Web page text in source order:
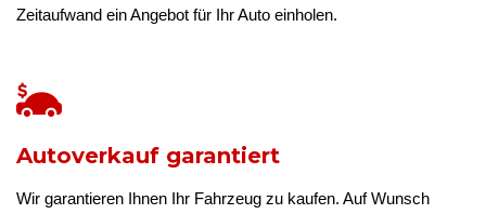
Zeitaufwand ein Angebot für Ihr Auto einholen.
Autoverkauf garantiert
Wir garantieren Ihnen Ihr Fahrzeug zu kaufen. Auf Wunsch